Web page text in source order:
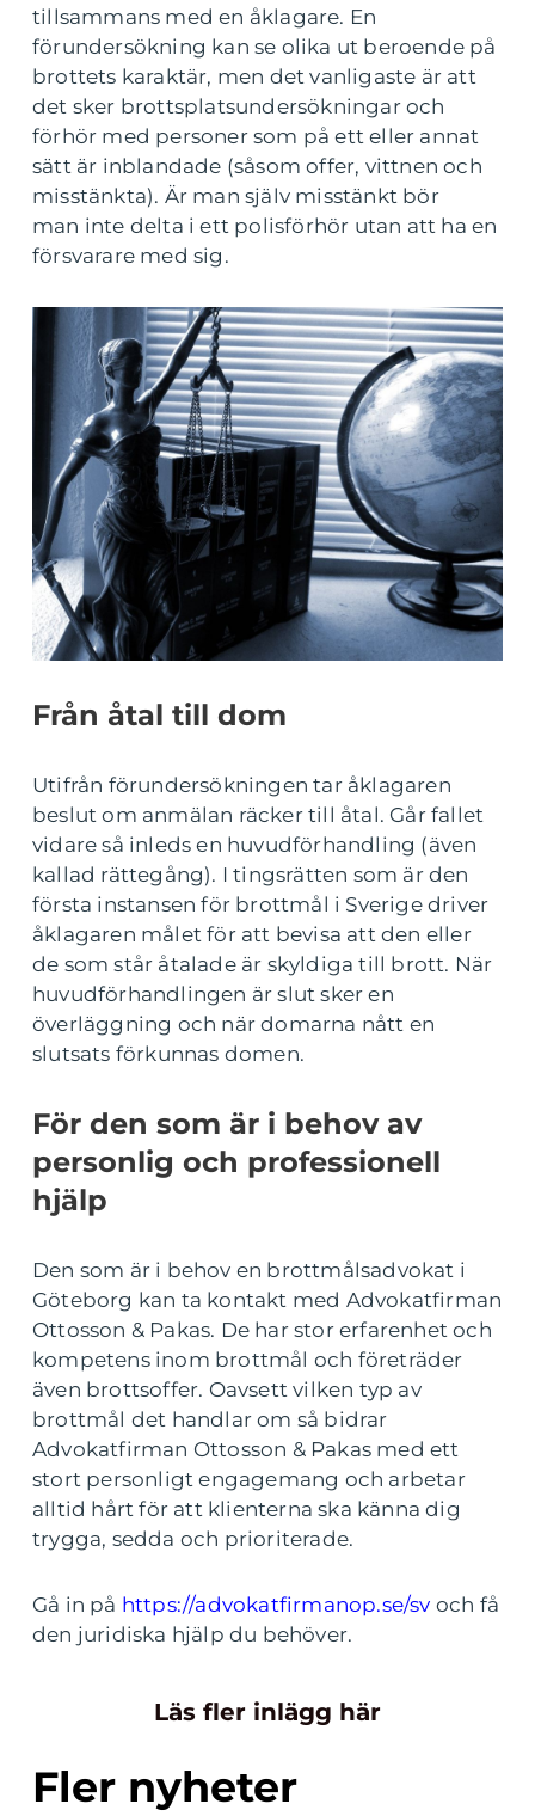
tillsammans med en åklagare. En
förundersökning kan se olika ut beroende på
brottets karaktär, men det vanligaste är att
det sker brottsplatsundersökningar och
förhör med personer som på ett eller annat
sätt är inblandade (såsom offer, vittnen och
misstänkta). Är man själv misstänkt bör
man inte delta i ett polisförhör utan att ha en
försvarare med sig.
Från åtal till dom
Utifrån förundersökningen tar åklagaren
beslut om anmälan räcker till åtal. Går fallet
vidare så inleds en huvudförhandling (även
kallad rättegång). I tingsrätten som är den
första instansen för brottmål i Sverige driver
åklagaren målet för att bevisa att den eller
de som står åtalade är skyldiga till brott. När
huvudförhandlingen är slut sker en
överläggning och när domarna nått en
slutsats förkunnas domen.
För den som är i behov av
personlig och professionell
hjälp
Den som är i behov en brottmålsadvokat i
Göteborg kan ta kontakt med Advokatfirman
Ottosson & Pakas. De har stor erfarenhet och
kompetens inom brottmål och företräder
även brottsoffer. Oavsett vilken typ av
brottmål det handlar om så bidrar
Advokatfirman Ottosson & Pakas med ett
stort personligt engagemang och arbetar
alltid hårt för att klienterna ska känna dig
trygga, sedda och prioriterade.
Gå in på https://advokatfirmanop.se/sv och få
den juridiska hjälp du behöver.
Läs fler inlägg här
Fler nyheter